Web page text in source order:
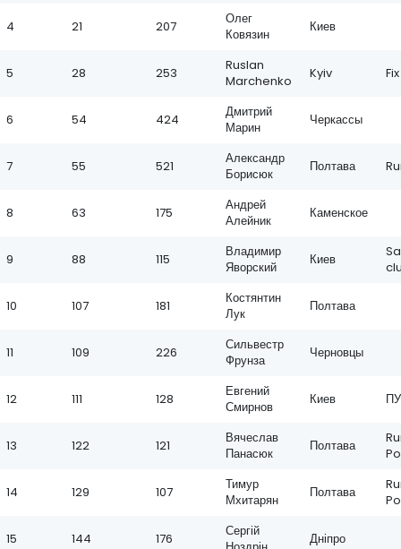
4 21 207
Олег
Ковязин
Киев
5 28 253
Ruslan
Marchenko
Kyiv
6 54 424
Дмитрий
Марин
Черкассы
7 55 521
Александр
Борисюк
Полтава
8 63 175
Андрей
Алейник
Каменское
9 88 115
Владимир
Яворский
Киев
10 107 181
Костянтин
Лук
Полтава
11 109 226
Сильвестр
Фрунза
Черновцы
12 111 128
Евгений
Смирнов
Киев
13 122 121
Вячеслав
Панасюк
Полтава
14 129 107
Тимур
Мхитарян
Полтава
15 144 176
Сергій
Дніпро